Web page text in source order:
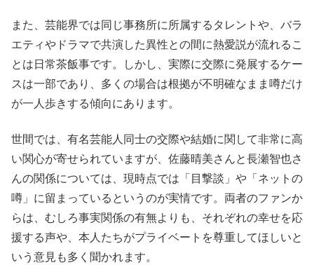
また、芸能界では同じ事務所に所属するタレントや、バラ
エティやドラマで共演した異性との間に熱愛説が流れるこ
とは日常茶飯事です。しかし、実際に交際に発展するケー
スは一部であり、多くの場合は根拠が不明確なまま噂だけ
が一人歩きする傾向にあります。
世間では、有名芸能人同士の交際や結婚に関して非常に高
い関心が寄せられていますが、佐藤晴美さんと長瀬智也さ
んの関係については、現時点では「目撃談」や「ネットの
噂」に留まっているというのが実情です。両者のファンか
らは、むしろ事実関係の有無よりも、それぞれの幸せを応
援する声や、本人たちがプライベートを尊重してほしいと
いう意見も多く聞かれます。